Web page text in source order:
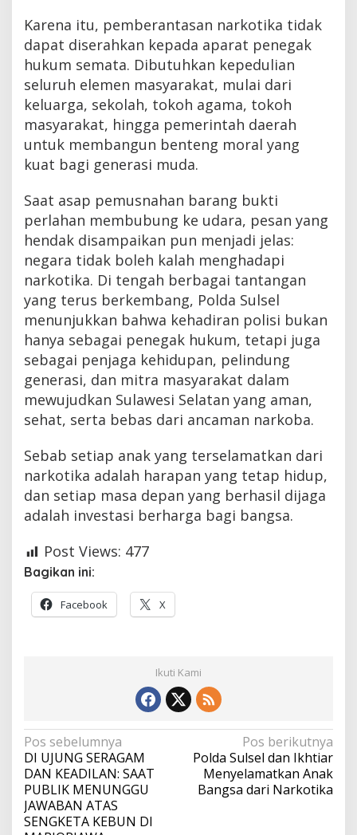
Karena itu, pemberantasan narkotika tidak
dapat diserahkan kepada aparat penegak
hukum semata. Dibutuhkan kepedulian
seluruh elemen masyarakat, mulai dari
keluarga, sekolah, tokoh agama, tokoh
masyarakat, hingga pemerintah daerah
untuk membangun benteng moral yang
kuat bagi generasi muda.
Saat asap pemusnahan barang bukti
perlahan membubung ke udara, pesan yang
hendak disampaikan pun menjadi jelas:
negara tidak boleh kalah menghadapi
narkotika. Di tengah berbagai tantangan
yang terus berkembang, Polda Sulsel
menunjukkan bahwa kehadiran polisi bukan
hanya sebagai penegak hukum, tetapi juga
sebagai penjaga kehidupan, pelindung
generasi, dan mitra masyarakat dalam
mewujudkan Sulawesi Selatan yang aman,
sehat, serta bebas dari ancaman narkoba.
Sebab setiap anak yang terselamatkan dari
narkotika adalah harapan yang tetap hidup,
dan setiap masa depan yang berhasil dijaga
adalah investasi berharga bagi bangsa.
Post Views: 477
Bagikan ini:
Facebook X
Ikuti Kami
Navigasi
pos
Pos sebelumnya
DI UJUNG SERAGAM
DAN KEADILAN: SAAT
PUBLIK MENUNGGU
JAWABAN ATAS
SENGKETA KEBUN DI
Pos berikutnya
Polda Sulsel dan Ikhtiar
Menyelamatkan Anak
Bangsa dari Narkotika